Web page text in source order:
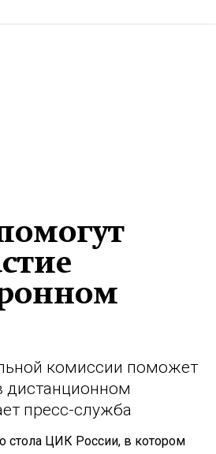
комиссии поможет
дистанционном
пресс-служба
стола ЦИК России, в котором